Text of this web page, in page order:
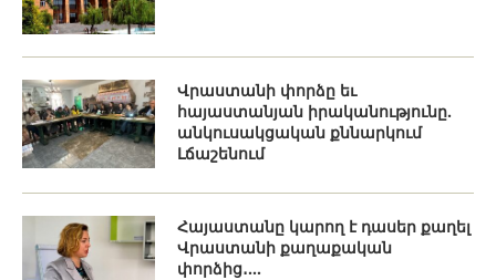
Վրաստանի փորձը եւ
հայաստանյան իրականությունը.
անկուսակցական քննարկում
Լճաշենում
Հայաստանը կարող է դասեր քաղել
Վրաստանի քաղաքական
փորձից․...